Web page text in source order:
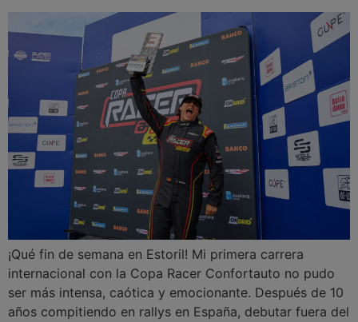
¡Qué fin de semana en Estoril! Mi primera carrera
internacional con la Copa Racer Confortauto no pudo
ser más intensa, caótica y emocionante. Después de 10
años compitiendo en rallys en España, debutar fuera del